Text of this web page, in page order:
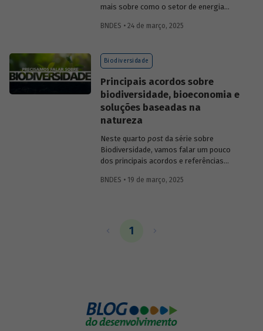
mais sobre como o setor de energia
BNDES • 24 de março, 2025
Biodiversidade
Principais acordos sobre
biodiversidade, bioeconomia e
soluções baseadas na
natureza
Neste quarto postda série sobre
Biodiversidade, vamos falar um pouco
dos principais acordos e referências
oportunidades da bioeconomia e das
BNDES • 19 de março, 2025
1